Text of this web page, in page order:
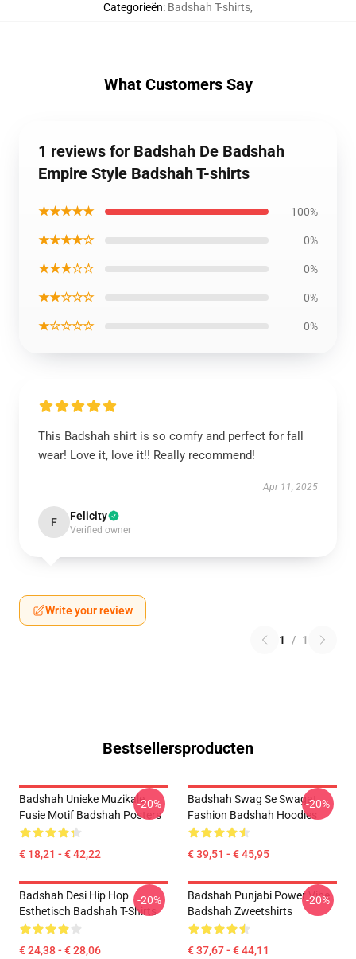
Categorieën: Badshah T-shirts,
What Customers Say
1 reviews for Badshah De Badshah
Empire Style Badshah T-shirts
★★★★★ 100%
★★★★☆ 0%
★★★☆☆ 0%
★★☆☆☆ 0%
★☆☆☆☆ 0%
This Badshah shirt is so comfy and perfect for fall
wear! Love it, love it!! Really recommend!
Apr 11, 2025
F Felicity
Verified owner
Write your review
1 / 1
Bestsellersproducten
Badshah Unieke Muzikale
Fusie Motif Badshah Posters
€ 18,21 - € 42,22
-20%
Badshah Swag Se Swagat
Fashion Badshah Hoodies
€ 39,51 - € 45,95
-20%
Badshah Desi Hip Hop
Esthetisch Badshah T-Shirts
€ 24,38 - € 28,06
-20%
Badshah Punjabi Power Vibe
Badshah Zweetshirts
€ 37,67 - € 44,11
-20%